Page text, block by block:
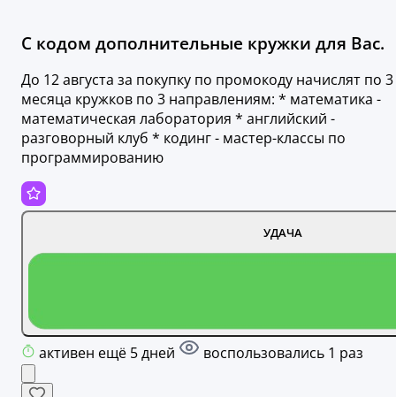
С кодом дополнительные кружки для Вас.
До 12 августа за покупку по промокоду начислят по 3
месяца кружков по 3 направлениям: * математика -
математическая лаборатория * английский -
разговорный клуб * кодинг - мастер-классы по
программированию
УДАЧА
активен ещё 5 дней воспользовались 1 раз